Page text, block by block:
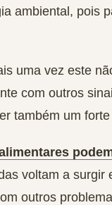
ambiental, pois
uma vez este
com outros
também um
voltam a
outros